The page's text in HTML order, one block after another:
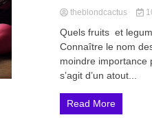
theblondcactus
Quels fruits et
Connaître le nom
moindre importance
s’agit d’un atout...
Read More